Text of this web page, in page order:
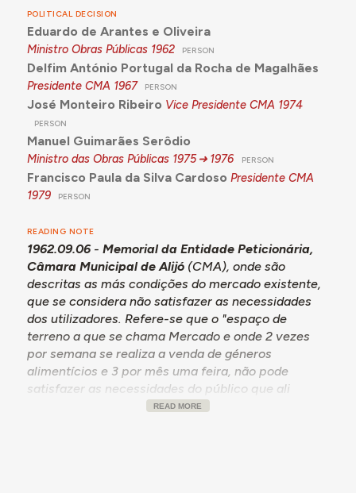
POLITICAL DECISION
Eduardo de Arantes e Oliveira
Ministro Obras Públicas 1962 PERSON
Delfim António Portugal da Rocha de Magalhães
Presidente CMA 1967 PERSON
José Monteiro Ribeiro Vice Presidente CMA 1974
PERSON
Manuel Guimarães Serôdio
Ministro das Obras Públicas 1975 1976 PERSON
Francisco Paula da Silva Cardoso Presidente CMA
1979
PERSON
READING NOTE
1962.09.06- Memorial da Entidade Peticionária,
Câmara Municipal de Alijó(CMA), onde são
descritas as más condições do mercado existente,
que se considera não satisfazer as necessidades
dos utilizadores. Refere-se que o "espaço de
terreno a que se chama Mercado e onde 2 vezes
por semana se realiza a venda de géneros
alimentícios e 3 por mês uma feira, não pode
satisfazer as necessidades do público que ali
READ MORE